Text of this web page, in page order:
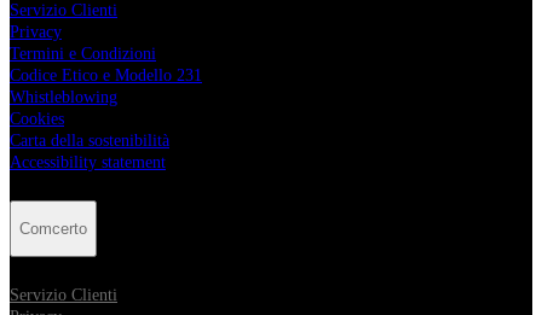
Servizio Clienti
Privacy
Termini e Condizioni
Codice Etico e Modello 231
Whistleblowing
Cookies
Carta della sostenibilità
Accessibility statement
Comcerto
Servizio Clienti